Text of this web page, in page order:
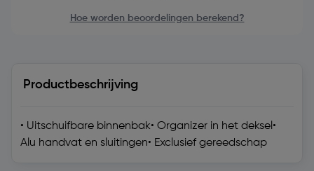
Hoe worden beoordelingen berekend?
Productbeschrijving
• Uitschuifbare binnenbak• Organizer in het deksel•
Alu handvat en sluitingen• Exclusief gereedschap